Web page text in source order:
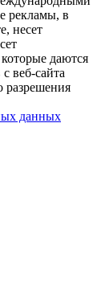
рекламы, в
несет
даются
веб-сайта
разрешения
данных